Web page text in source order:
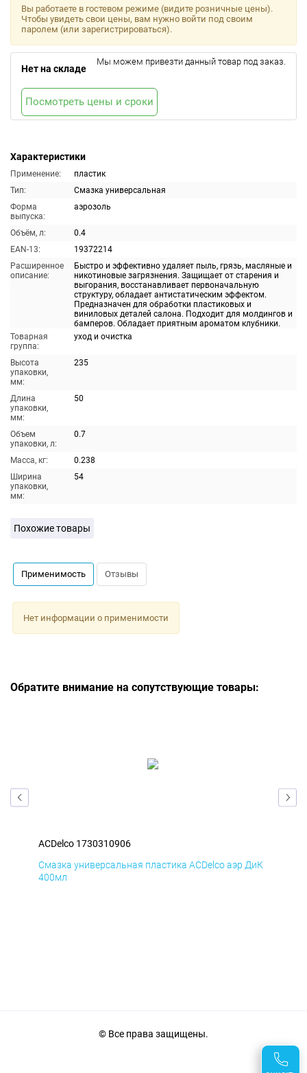
Характеристики
Применение:
пластик
Тип:
Смазка универсальная
Форма
выпуска:
аэрозоль
Объём, л:
0.4
EAN-13:
19372214
Расширенное
описание:
Быстро и эффективно удаляет пыль, грязь, масляные и
никотиновые загрязнения. Защищает от старения и
выгорания, восстанавливает первоначальную
структуру, обладает антистатическим эффектом.
Предназначен для обработки пластиковых и
виниловых деталей салона. Подходит для молдингов и
бамперов. Обладает приятным ароматом клубники.
Товарная
группа:
уход и очистка
Высота
упаковки,
мм:
235
Длина
упаковки,
мм:
50
Объем
упаковки, л:
0.7
Масса, кг:
0.238
Ширина
упаковки,
мм:
54
Вы работаете в гостевом режиме (видите розничные цены).
Чтобы увидеть свои цены, вам нужно войти под своим
паролем (или зарегистрироваться).
Нет на складе
Мы можем привезти данный товар под заказ.
Посмотреть цены и сроки
Похожие товары
Применимость Отзывы
Нет информации о применимости
Обратите внимание на сопутствующие товары:
ACDelco 1730310906
Смазка универсальная пластика ACDelco аэр ДиК
400мл
© Все права защищены.